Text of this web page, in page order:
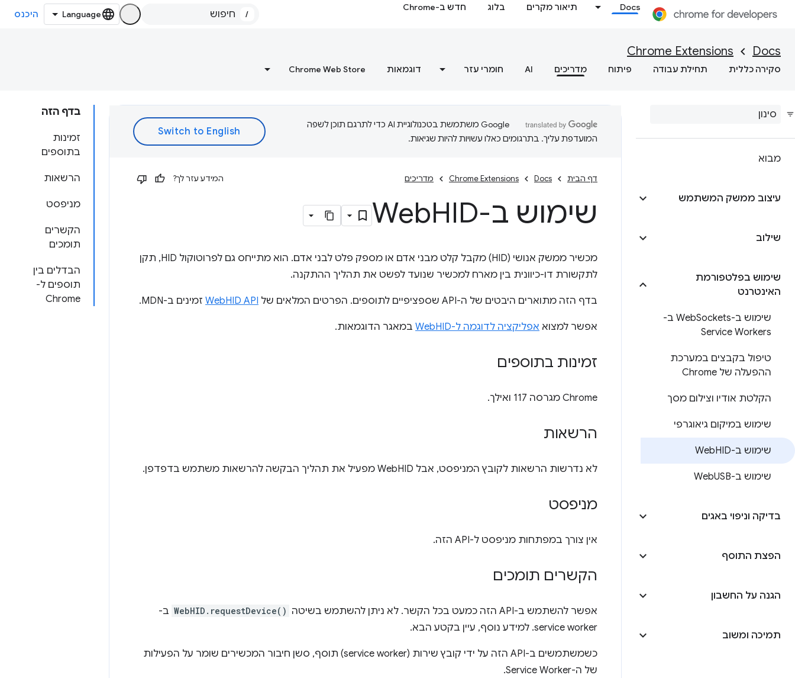
Docs תיאור מקרים בלוג חדש ב-Chrome
/ היכנס
Docs
Chrome Extensions
סקירה כללית תחילת עבודה פיתוח מדריכים AI חומרי עזר דוגמאות Chrome Web Store
מבוא
עיצוב ממשק המשתמש
שילוב
שימוש בפלטפורמת
האינטרנט
שימוש ב-Web
Sockets ב-
Service Workers
טיפול בקבצים במערכת
ההפעלה של Chrome
הקלטת אודיו וצילום מסך
שימוש במיקום גיאוגרפי
שימוש ב-WebHID
שימוש ב-WebUSB
בדיקה וניפוי באגים
הפצת התוסף
הגנה על החשבון
תמיכה ומשוב
בדף הזה
זמינות
בתוספים
הרשאות
מניפסט
הקשרים
תומכים
הבדלים בין
תוספים ל-
Chrome
‫Google משתמשת בטכנולוגיית AI כדי לתרגם תוכן לשפה
המועדפת עליך. בתרגומים כאלו עשויות להיות שגיאות.
דף הבית Docs
Chrome Extensions מדריכים המידע עזר לך?
שימוש ב-WebHID
מכשיר ממשק אנושי (HID) מקבל קלט מבני אדם או מספק פלט לבני אדם. הוא מתייחס גם לפרוטוקול HID, תקן
לתקשורת דו-כיוונית בין מארח למכשיר שנועד לפשט את תהליך ההתקנה.
בדף הזה מתוארים היבטים של ה-API שספציפיים לתוספים. הפרטים המלאים של WebHID API זמינים ב-MDN.
אפשר למצוא אפליקציה לדוגמה ל-WebHID במאגר הדוגמאות.
זמינות בתוספים
Chrome מגרסה 117 ואילך.
הרשאות
לא נדרשות הרשאות לקובץ המניפסט, אבל WebHID מפעיל את תהליך הבקשה להרשאות משתמש בדפדפן.
מניפסט
אין צורך במפתחות מניפסט ל-API הזה.
הקשרים תומכים
אפשר להשתמש ב-API הזה כמעט בכל הקשר. לא ניתן להשתמש בשיטה WebHID.requestDevice() ב-
service worker. למידע נוסף, עיין בקטע הבא.
כשמשתמשים ב-API הזה על ידי קובץ שירות (service worker) תוסף, סשן חיבור המכשירים שומר על הפעילות
של ה-Service Worker.